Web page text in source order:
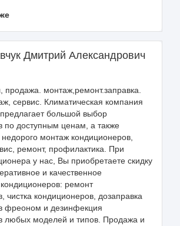
Дмитрий Александрович
продажа. монтаж,ремонт.заправка.
сервис. Климатическая компания
большой выбор
по доступным ценам, а также
монтаж кондиционеров,
ремонт, профилактика. При
у нас, Вы приобретаете скидку
и качественное
ремонт
чистка кондиционеров, дозаправка
фреоном и дезинфекция
любых моделей и типов. Продажа и